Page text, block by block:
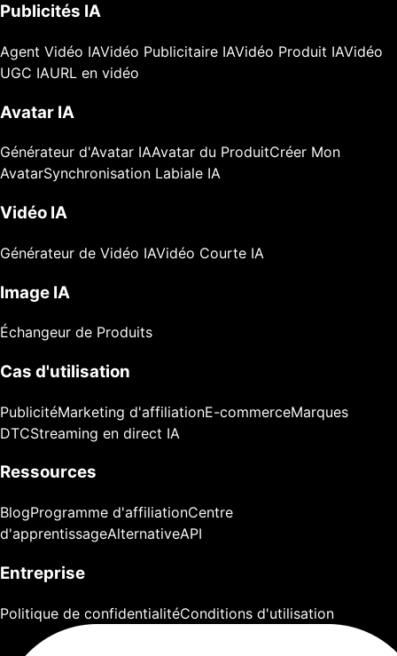
Publicités IA
Agent Vidéo IAVidéo Publicitaire IAVidéo Produit IAVidéo
UGC IAURL en vidéo
Avatar IA
Générateur d'Avatar IAAvatar du ProduitCréer Mon
AvatarSynchronisation Labiale IA
Vidéo IA
Générateur de Vidéo IAVidéo Courte IA
Image IA
Échangeur de Produits
Cas d'utilisation
PublicitéMarketing d'affiliationE-commerceMarques
DTCStreaming en direct IA
Ressources
BlogProgramme d'affiliationCentre
d'apprentissageAlternativeAPI
Entreprise
Politique de confidentialitéConditions d'utilisation